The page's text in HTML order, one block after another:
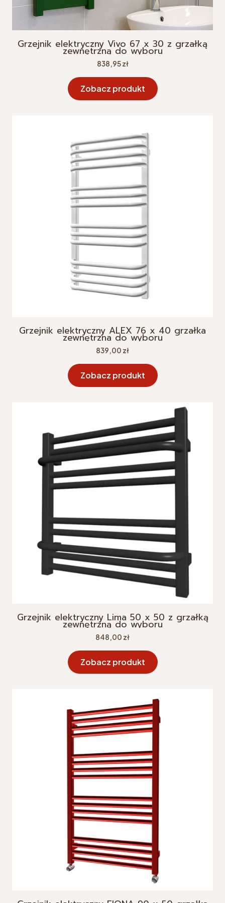
Grzejnik elektryczny Vivo 67 x 30 z grzałką
zewnętrzną do wyboru
Cena
838,95 zł
Zobacz produkt
Grzejnik elektryczny ALEX 76 x 40 grzałka
zewnętrzna do wyboru
Cena
839,00 zł
Zobacz produkt
Grzejnik elektryczny Lima 50 x 50 z grzałką
zewnętrzną do wyboru
Cena
848,00 zł
Zobacz produkt